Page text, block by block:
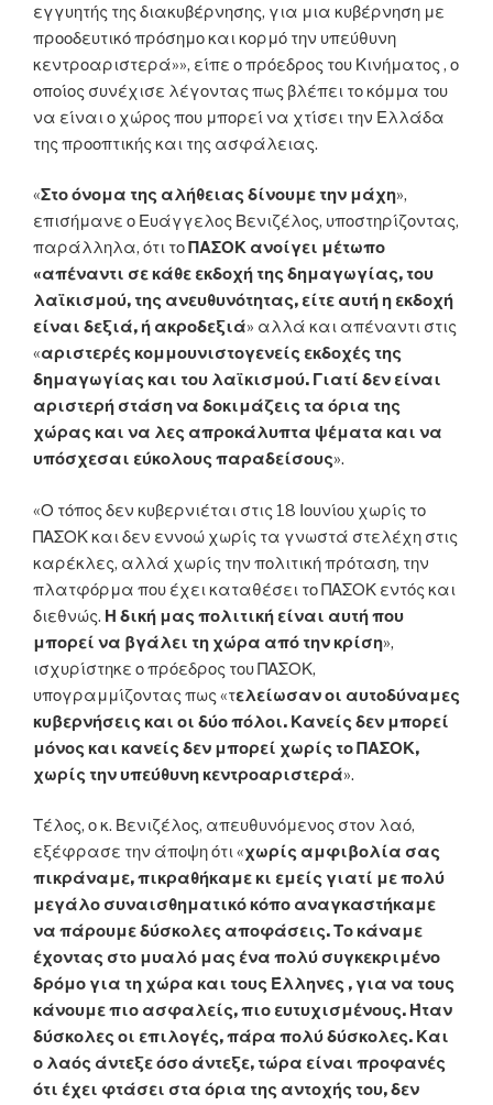
εγγυητής της διακυβέρνησης, για μια κυβέρνηση με
προοδευτικό πρόσημο και κορμό την υπεύθυνη
κεντροαριστερά»», είπε ο πρόεδρος του Κινήματος , ο
οποίος συνέχισε λέγοντας πως βλέπει το κόμμα του
να είναι ο χώρος που μπορεί να χτίσει την Ελλάδα
της προοπτικής και της ασφάλειας.
«Στο όνομα της αλήθειας δίνουμε την μάχη»,
επισήμανε ο Ευάγγελος Βενιζέλος, υποστηρίζοντας,
παράλληλα, ότι τοΠΑΣΟΚ ανοίγει μέτωπο
«απέναντι σε κάθε εκδοχή της δημαγωγίας, του
λαϊκισμού, της ανευθυνότητας, είτε αυτή η εκδοχή
είναι δεξιά, ή ακροδεξιά» αλλά και απέναντι στις
«αριστερές κομμουνιστογενείς εκδοχές της
δημαγωγίας και του λαϊκισμού. Γιατί δεν είναι
αριστερή στάση να δοκιμάζεις τα όρια της
χώρας και να λες απροκάλυπτα ψέματα και να
υπόσχεσαι εύκολους παραδείσους».
«Ο τόπος δεν κυβερνιέται στις 18 Ιουνίου χωρίς το
ΠΑΣΟΚ και δεν εννοώ χωρίς τα γνωστά στελέχη στις
καρέκλες, αλλά χωρίς την πολιτική πρόταση, την
πλατφόρμα που έχει καταθέσει το ΠΑΣΟΚ εντός και
διεθνώς. Η δική μας πολιτική είναι αυτή που
μπορεί να βγάλει τη χώρα από την κρίση»,
ισχυρίστηκε ο πρόεδρος του ΠΑΣΟΚ,
υπογραμμίζοντας πως «τελείωσαν οι αυτοδύναμες
κυβερνήσεις και οι δύο πόλοι. Κανείς δεν μπορεί
μόνος και κανείς δεν μπορεί χωρίς το ΠΑΣΟΚ,
χωρίς την υπεύθυνη κεντροαριστερά».
Τέλος, ο κ. Βενιζέλος, απευθυνόμενος στον λαό,
εξέφρασε την άποψη ότι «χωρίς αμφιβολία σας
πικράναμε, πικραθήκαμε κι εμείς γιατί με πολύ
μεγάλο συναισθηματικό κόπο αναγκαστήκαμε
να πάρουμε δύσκολες αποφάσεις. Το κάναμε
έχοντας στο μυαλό μας ένα πολύ συγκεκριμένο
δρόμο για τη χώρα και τους Έλληνες , για να τους
κάνουμε πιο ασφαλείς, πιο ευτυχισμένους. Ήταν
δύσκολες οι επιλογές, πάρα πολύ δύσκολες. Και
ο λαός άντεξε όσο άντεξε, τώρα είναι προφανές
ότι έχει φτάσει στα όρια της αντοχής του, δεν